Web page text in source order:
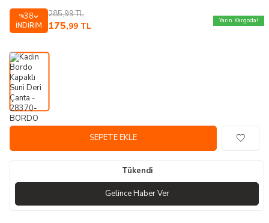
%38
İNDIRIM
285,99TL
175,99 TL
Yarın Kargoda!
SEPETE EKLE
Tükendi
Gelince Haber Ver